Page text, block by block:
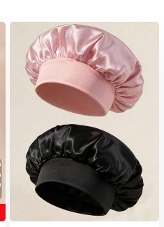
#1 Más vendidos
en Multicolor Gorros para el pelo para mujer
Establecido hace 1 año